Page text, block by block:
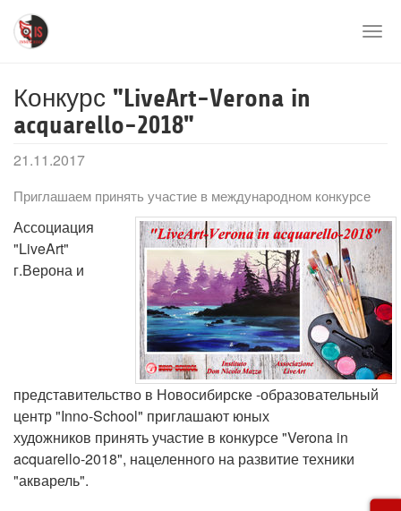
Перейти
основному
Конкурс "LiveArt-Verona in
acquarello-2018"
21.11.2017
Приглашаем принять участие в международном конкурсе
Ассоциация
"LiveArt"
г.Верона и
представительство в Новосибирске -образовательный
центр "Inno-School" приглашают юных
художников принять участие в конкурсе "Verona in
acquarello-2018", нацеленного на развитие техники
"акварель".